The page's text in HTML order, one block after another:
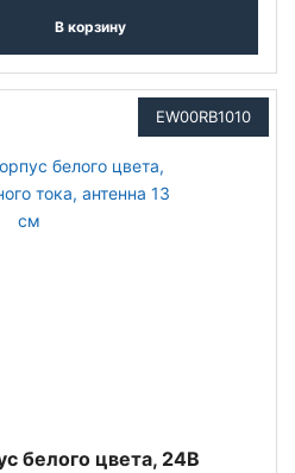
В корзину
EW00RB1010
белого цвета, 24В